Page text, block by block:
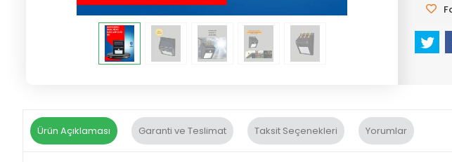
Ürün Açıklaması Garanti ve Teslimat Taksit Seçenekleri Yorumlar